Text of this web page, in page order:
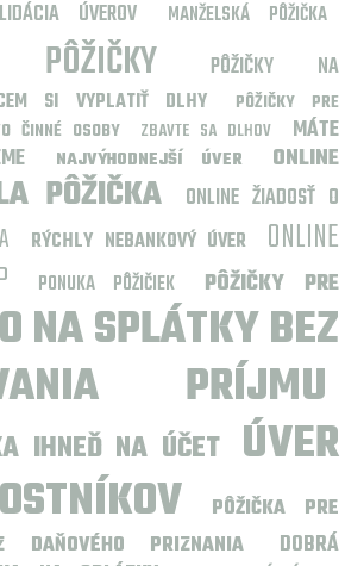
ÚVEROV MANŽELSKÁ PÔŽIČKA
PÔŽIČKY
PÔŽIČKY NA
SI VYPLATIŤ DLHY
PÔŽIČKY PRE
ČINNÉ OSOBY
ZBAVTE SA DLHOV
MÁTE
NAJVÝHODNEJŠÍ ÚVER
ONLINE
PÔŽIČKA
ONLINE ŽIADOSŤ O
RÝCHLY NEBANKOVÝ ÚVER
ONLINE
PONUKA PÔŽIČIEK
PÔŽIČKY PRE
NA SPLÁTKY BEZ
PRÍJMU
IHNEĎ NA ÚČET ÚVER
PÔŽIČKA PRE
DAŇOVÉHO PRIZNANIA
DOBRÁ